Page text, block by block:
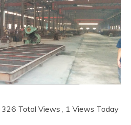
326 Total Views , 1 Views Today